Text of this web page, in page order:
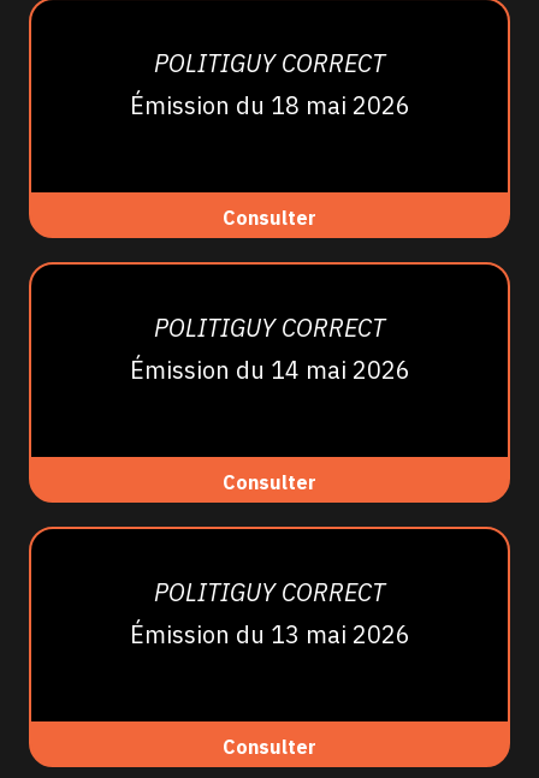
POLITIGUY CORRECT
Émission du 18 mai 2026
Consulter
POLITIGUY CORRECT
Émission du 14 mai 2026
Consulter
POLITIGUY CORRECT
Émission du 13 mai 2026
Consulter